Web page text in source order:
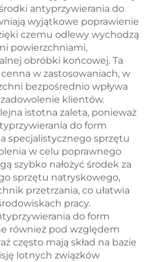
antyprzywierania do
wyjątkowe poprawienie
czemu odlewy wychodzą
powierzchniami,
obróbki końcowej. Ta
w zastosowaniach, w
bezpośrednio wpływa
klientów.
istotna zaleta, ponieważ
do form
specjalistycznego sprzętu
w celu poprawnego
szybko nałożyć środek za
sprzętu natryskowego,
przetrzania, co ułatwia
pracy.
do form
również pod względem
często mają skład na bazie
lotnych związków